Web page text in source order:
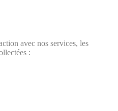
avec nos services, les
: